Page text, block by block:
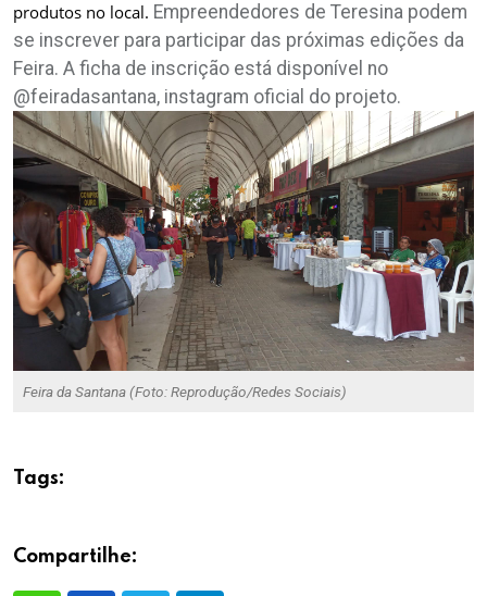
produtos no local. Empreendedores de Teresina podem
se inscrever para participar das próximas edições da
Feira. A ficha de inscrição está disponível no
@feiradasantana, instagram oficial do projeto.
Feira da Santana (Foto: Reprodução/Redes Sociais)
Tags:
Compartilhe: